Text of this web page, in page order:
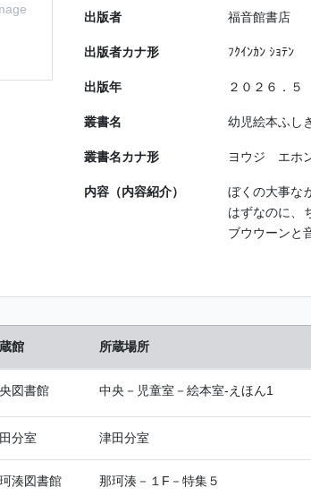
出版者 福音館書店
出版者カナ形 ﾌｸｲﾝｶﾝ ｼｮﾃﾝ
出版年 ２０２６．５
叢書名 幼児絵本ふし
叢書名カナ形 ヨウジ エ
内容（内容紹介）
ぼくの大事な
はずなのに、
ブウウーンと
館 所蔵場所
図書館 中央－児童室－絵本室-えほん1
分室 津田分室
湊図書館 那珂湊－１F－特集５